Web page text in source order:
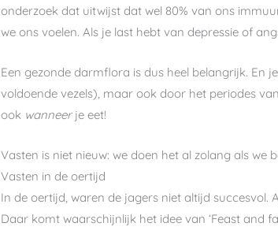
onderzoek dat uitwijst dat wel 80% van ons
we ons voelen. Als je last hebt van depressie of
Een gezonde darmflora is dus heel belangrijk. En
voldoende vezels), maar ook door het periodes
ook wanneerje eet!
Vasten is niet nieuw: we doen het al zolang als we
Vasten in de oertijd
In de oertijd, waren de jagers niet altijd succesvol.
Daar komt waarschijnlijk het idee van ‘Feast and